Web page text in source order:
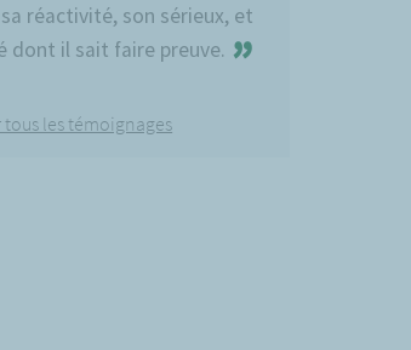
réactivité, son sérieux, et
dont il sait faire preuve. ”
tous les témoignages